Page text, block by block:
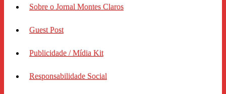
Sobre o Jornal Montes Claros
Guest Post
Publicidade / Mídia Kit
Responsabilidade Social